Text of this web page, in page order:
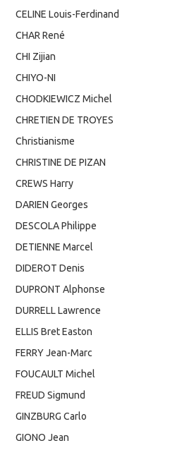
CELINE Louis-Ferdinand
CHAR René
CHI Zijian
CHIYO-NI
CHODKIEWICZ Michel
CHRETIEN DE TROYES
Christianisme
CHRISTINE DE PIZAN
CREWS Harry
DARIEN Georges
DESCOLA Philippe
DETIENNE Marcel
DIDEROT Denis
DUPRONT Alphonse
DURRELL Lawrence
ELLIS Bret Easton
FERRY Jean-Marc
FOUCAULT Michel
FREUD Sigmund
GINZBURG Carlo
GIONO Jean